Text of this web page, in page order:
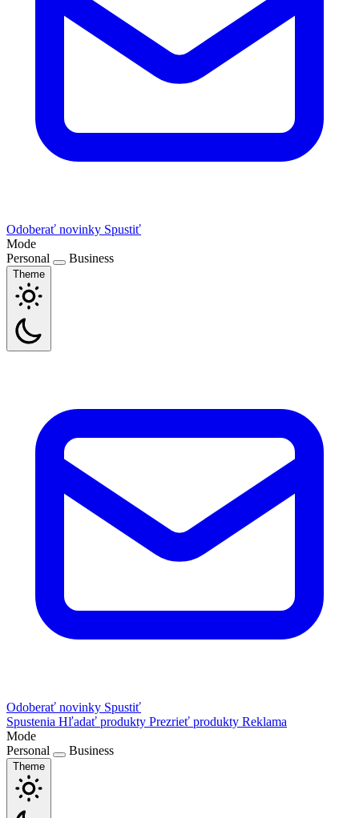
Odoberať novinky Spustiť
Mode
Personal
Business
Theme
Odoberať novinky Spustiť
Spustenia Hľadať produkty Prezrieť produkty Reklama
Mode
Personal
Business
Theme